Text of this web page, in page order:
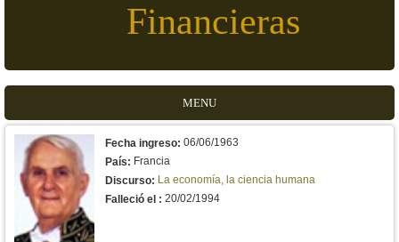
Financieras
MENU
Fecha ingreso: 06/06/1963
País: Francia
Discurso: La economía, la ciencia humana
Falleció el : 20/02/1994